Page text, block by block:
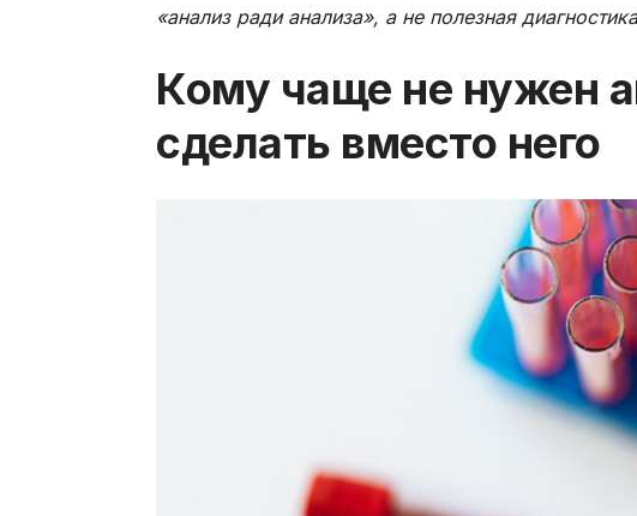
«анализ ради анализа», а не полезная
Кому чаще не нужен
сделать вместо него